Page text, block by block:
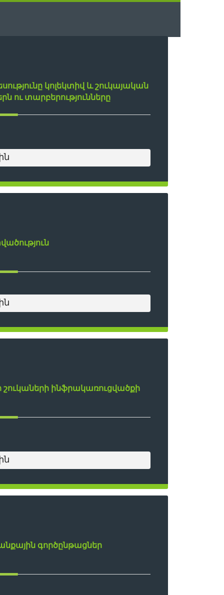
կոլեկտիվ և շուկայական
ու տարբերությունները
շուկաների ինֆրակառուցվածքի
գործընթացներ